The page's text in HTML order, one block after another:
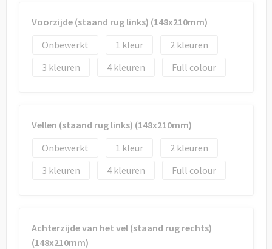
Papieren tassen
Strandtassen
Voorzijde (staand rug links) (148x210mm)
Onbewerkt
1
2
3
4 Full colour
Vellen (staand rug links) (148x210mm)
Onbewerkt
1
2
3
4 Full colour
Achterzijde van het vel (staand rug rechts)
(148x210mm)